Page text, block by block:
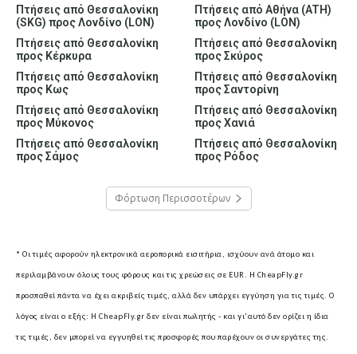
Πτήσεις από Θεσσαλονίκη
(SKG) προς Λονδίνο (LON)
Πτήσεις από Αθήνα (ATH)
προς Λονδίνο (LON)
Πτήσεις από Θεσσαλονίκη
προς Κέρκυρα
Πτήσεις από Θεσσαλονίκη
προς Σκύρος
Πτήσεις από Θεσσαλονίκη
προς Κως
Πτήσεις από Θεσσαλονίκη
προς Σαντορίνη
Πτήσεις από Θεσσαλονίκη
προς Μύκονος
Πτήσεις από Θεσσαλονίκη
προς Χανιά
Πτήσεις από Θεσσαλονίκη
προς Σάμος
Πτήσεις από Θεσσαλονίκη
προς Ρόδος
Φόρτωση Περισσοτέρων
* Οι τιμές αφορούν ηλεκτρονικά αεροπορικά εισιτήρια, ισχύουν ανά άτομο και
περιλαμβάνουν όλους τους φόρους και τις χρεώσεις σε EUR. Η CheapFly.gr
προσπαθεί πάντα να έχει ακριβείς τιμές, αλλά δεν υπάρχει εγγύηση για τις τιμές. Ο
λόγος είναι ο εξής: Η CheapFly.gr δεν είναι πωλητής - και γι'αυτό δεν ορίζει η ίδια
τις τιμές, δεν μπορεί να εγγυηθεί τις προσφορές που παρέχουν οι συνεργάτες της.